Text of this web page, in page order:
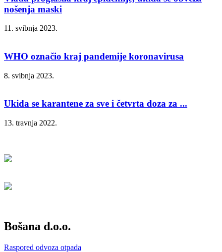
nošenja maski
11. svibnja 2023.
WHO označio kraj pandemije koronavirusa
8. svibnja 2023.
Ukida se karantene za sve i četvrta doza za ...
13. travnja 2022.
Bošana d.o.o.
Raspored odvoza otpada